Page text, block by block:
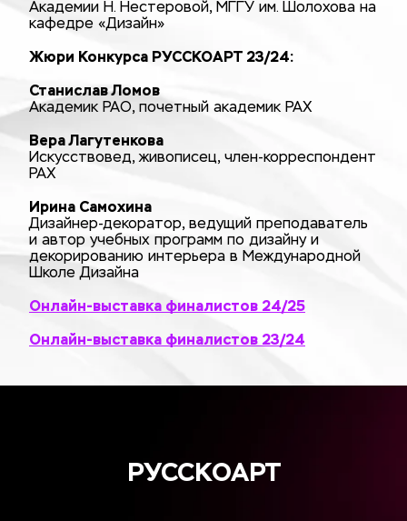
Академии Н. Нестеровой, МГГУ им. Шолохова на
кафедре «Дизайн»
Жюри Конкурса РУССКОАРТ 23/24:
Станислав Ломов
Академик РАО, почетный академик РАХ
Вера Лагутенкова
Искусствовед, живописец, член-корреспондент
РАХ
Ирина Самохина
Дизайнер-декоратор, ведущий преподаватель
и автор учебных программ по дизайну и
декорированию интерьера в Международной
Школе Дизайна
Онлайн-выставка финалистов 24/25
Онлайн-выставка финалистов 23/24
РУССКОАРТ